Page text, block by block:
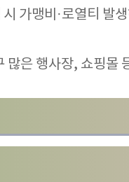
가맹비·로열티 발
많은 행사장, 쇼핑몰